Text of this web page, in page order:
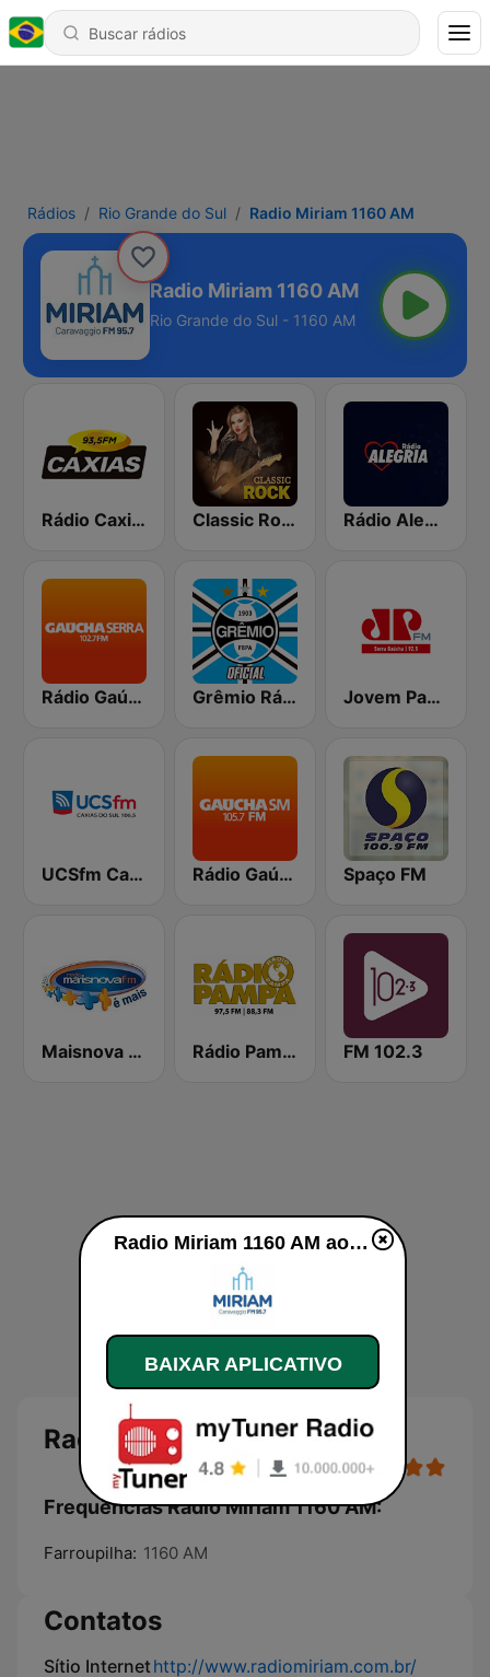
Rádios Rio Grande do Sul Radio Miriam 1160 AM
Radio Miriam 1160 AM
Rio Grande do Sul - 1160 AM
Rádio Caxias Classic Rock Station Rádio Alegria Porto Alegre
Rádio Gaúcha ZH - Serra Grêmio Rádio Umbro Jovem Pan FM Serra Gaucha
UCSfm Caxias do Sul Rádio Gaúcha ZH - Santa Maria Spaço FM
Maisnova FM 98.5 Caxias do Sul Rádio Pampa FM 102.3
Radio Miriam 1160 AM
Frequências Radio Miriam 1160 AM:
Farroupilha: 1160 AM
Contatos
Sítio Internethttp://www.radiomiriam.com.br/
Radio Miriam 1160 AM ao vivo
BAIXAR APLICATIVO